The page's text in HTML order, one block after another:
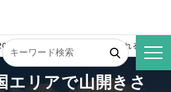
2024年版】中国エリアで山開きされるおすす
エリアで山開きさ